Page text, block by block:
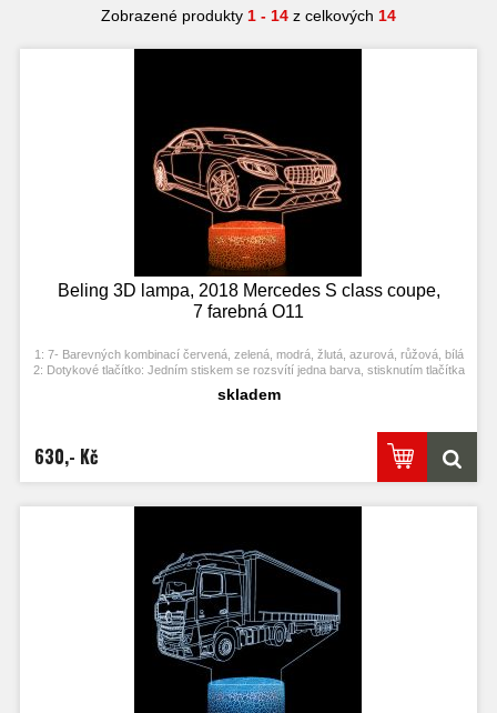
Zobrazené produkty 1 - 14 z celkových 14
Beling 3D lampa, 2018 Mercedes S class coupe,
7 farebná O11
1: 7- Barevných kombinací červená, zelená, modrá, žlutá, azurová, růžová, bílá
2: Dotykové tlačítko: Jedním stiskem se rozsvítí jedna barva, stisknutím tlačítka
3: Automaticky režim změny barvy. Stiskněte dotykové tlačítko na poslední
4: S napájecím adaptérem USB jej můžete připojit k domácí zásuvce nebo k
5: Úspora energie. Výkon: 0.012kw.h / 24 hodin, Životnost LED: 50000 hodin
skladem
630,- Kč